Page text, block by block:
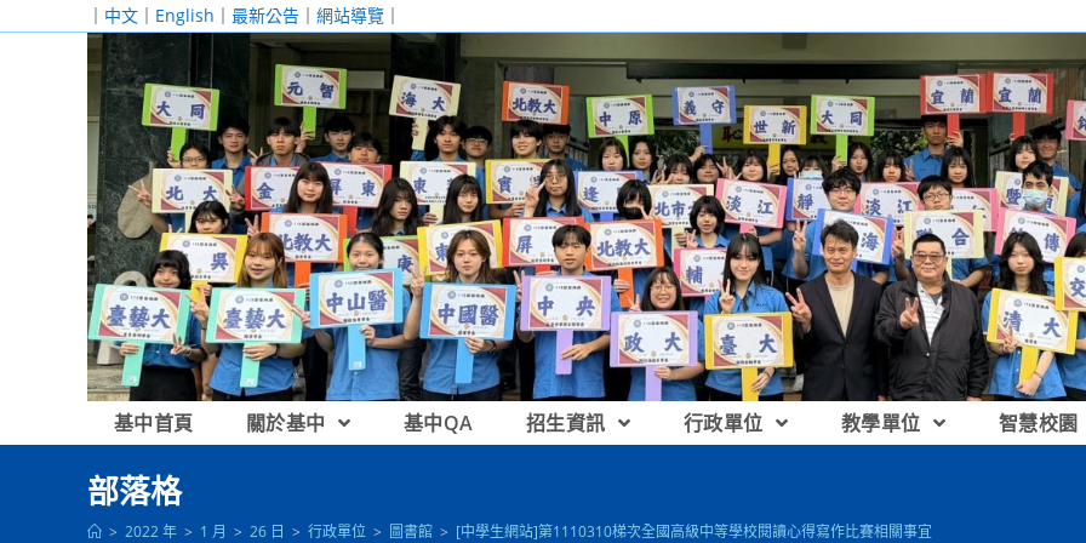
｜ 中文 ｜ English ｜ 最新公告 ｜ 網站導覽 ｜
基中首頁 關於基中 基中QA 招生資訊 行政單位 教學單位 智慧校園
部落格
> 2022 年 > 1 月 > 26 日 > 行政單位 > 圖書館 > [中學生網站]第1110310梯次全國高級中等學校閱讀心得寫作比賽相關事宜